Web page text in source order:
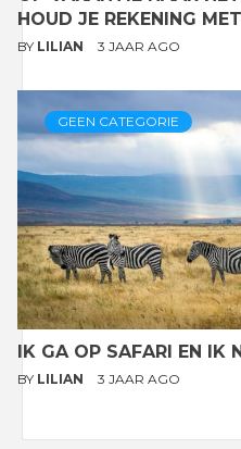
HOUD JE REKENING
BY LILIAN 3 JAAR AGO
GEEN CATEGORIE
IK GA OP SAFARI EN IK
BY LILIAN 3 JAAR AGO